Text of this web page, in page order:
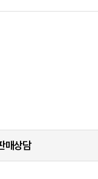
매상담